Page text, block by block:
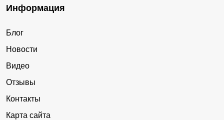
Информация
Блог
Новости
Видео
Отзывы
Контакты
Карта сайта